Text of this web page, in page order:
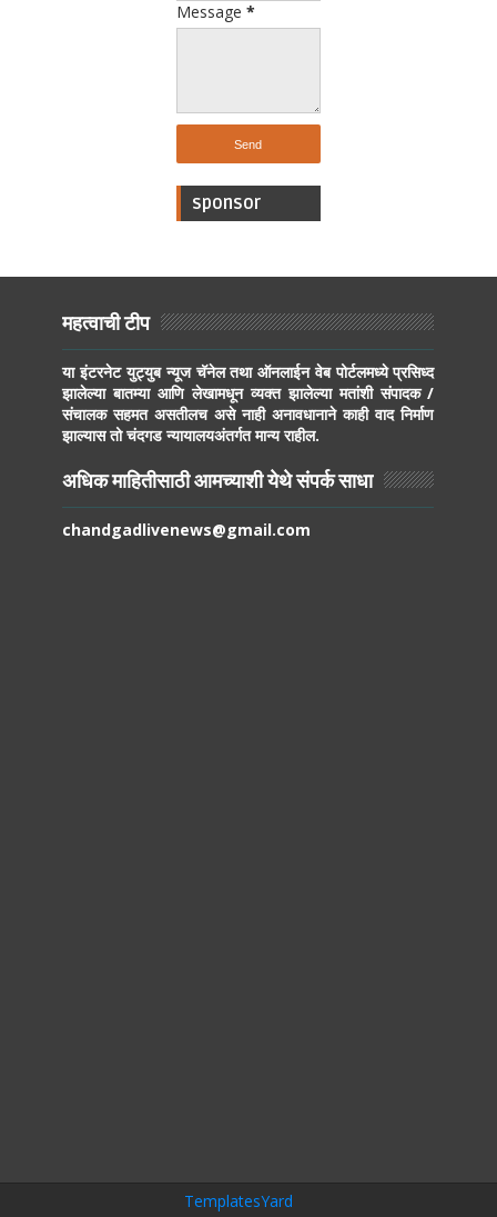
Message *
sponsor
महत्वाची टीप
या इंटरनेट युट्युब न्यूज चॅनेल तथा ऑनलाईन वेब पोर्टलमध्ये प्रसिध्द
झालेल्या बातम्या आणि लेखामधून व्यक्त झालेल्या मतांशी संपादक /
संचालक सहमत असतीलच असे नाही अनावधानाने काही वाद निर्माण
झाल्यास तो चंदगड न्यायालयअंतर्गत मान्य राहील.
अधिक माहितीसाठी आमच्याशी येथे संपर्क साधा
chandgadlivenews@gmail.com